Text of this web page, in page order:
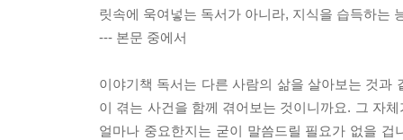
릿속에 욱여넣는 독서가 아니라, 지식을 습득하는
--- 본문 중에서
이야기책 독서는 다른 사람의 삶을 살아보는 것과
이 겪는 사건을 함께 겪어보는 것이니까요. 그 자
얼마나 중요한지는 굳이 말씀드릴 필요가 없을